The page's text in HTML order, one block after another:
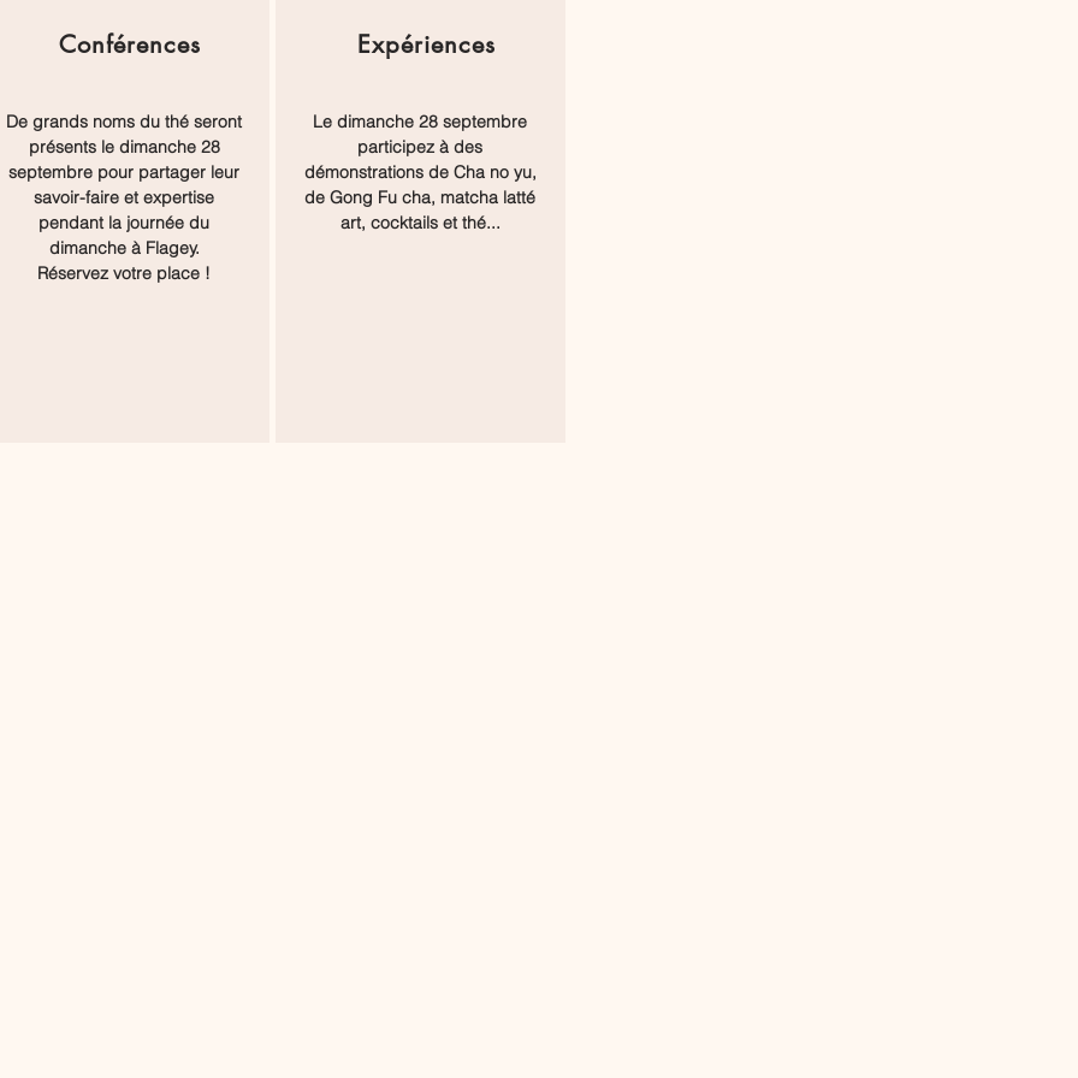
Conférences
De grands noms du thé seront
présents le dimanche 28
septembre pour partager leur
savoir-faire et expertise
pendant la journée du
dimanche à Flagey.
Réservez votre place !
Expériences
Le dimanche 28 septembre
participez à des
démonstrations de Cha no yu,
de Gong Fu cha, matcha latté
art, cocktails et thé...